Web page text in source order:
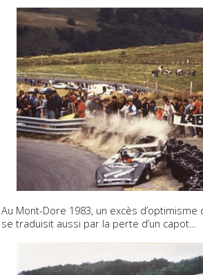
Au Mont-Dore 1983, un excès
se traduisit aussi par la perte d’un capot…